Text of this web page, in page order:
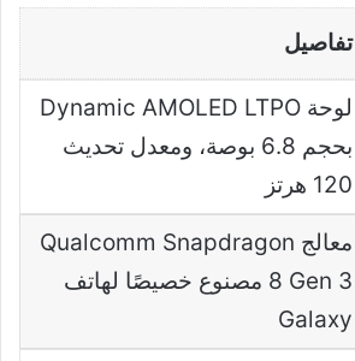
تفاصيل
لوحة Dynamic AMOLED LTPO
بحجم 6.8 بوصة، ومعدل تحديث
120 هرتز
معالج Qualcomm Snapdragon
8 Gen 3 مصنوع خصيصًا لهاتف
Galaxy